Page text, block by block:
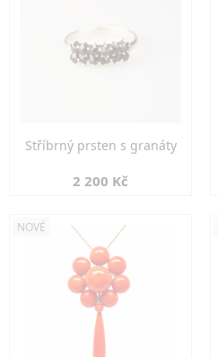
Stříbrný prsten s granáty
2 200 Kč
NOVÉ